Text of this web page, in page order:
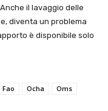
il lavaggio delle
diventa un problema
è disponibile solo
Fao Ocha
Oms